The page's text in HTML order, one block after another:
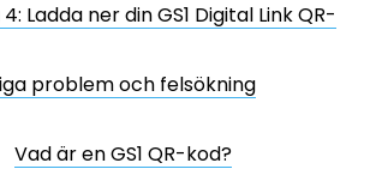
Ladda ner din GS1 Digital Link QR-
problem och felsökning
Vad är en GS1 QR-kod?